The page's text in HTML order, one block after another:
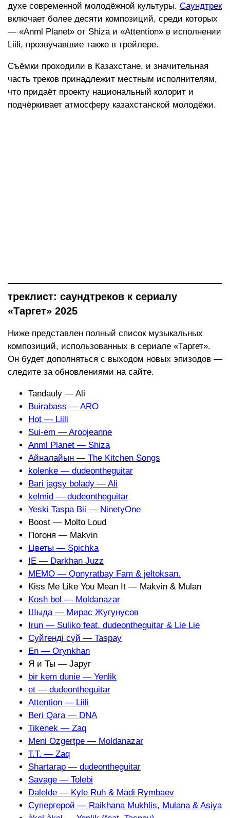
духе современной молодёжной культуры. Саундтрек
включает более десяти композиций, среди которых
— «Anml Planet» от Shiza и «Attention» в исполнении
Liili, прозвучавшие также в трейлере.
Съёмки проходили в Казахстане, и значительная
часть треков принадлежит местным исполнителям,
что придаёт проекту национальный колорит и
подчёркивает атмосферу казахстанской молодёжи.
треклист: саундтреков к сериалу
«Таргет» 2025
Ниже представлен полный список музыкальных
композиций, использованных в сериале «Таргет».
Он будет дополняться с выходом новых эпизодов —
следите за обновлениями на сайте.
Tandauly — Ali
Buirabass — ARO
Hot — Liili
Sui-em — Aroojeanne
Anml Planet — Shiza
Айналайын — The Kitchen Songs
kolenke — dudeontheguitar
Bari jagsy bolady — Ali
kelmid — dudeontheguitar
Yeski Taspa Bii — NinetyOne
Boost — Molto Loud
Погоня — Makvin
Цветы — Spichka
IE — Darkhan Juzz
MEMO — Qonyratbay Fam & jeltoksan.
Kiss Me Like You Mean It — Makvin & Mulan
Kosh bol — Moldanazar
Шыда — Мирас Жугунусов
Irun — Suliko feat. dudeontheguitar & Lie Lie
Суйгенді сүй — Taspay
En — Orynkhan
Я и Ты — Јаруг
bir kem dunie — Yenlik
et — dudeontheguitar
Attention — Liili
Beri Qara — DNA
Tikenek — Zaq
Meni Ozgertpe — Moldanazar
T.T. — Zaq
Shartarap — dudeontheguitar
Savage — Tolebi
Dalelde — Kyle Ruh & Madi Rymbaev
Супергерой — Raikhana Mukhlis, Mulana & Asiya